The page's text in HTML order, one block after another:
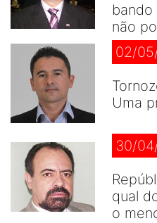
não
02/
Uma
30/
qual
o